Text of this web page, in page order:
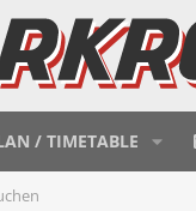
/ TIMETABLE